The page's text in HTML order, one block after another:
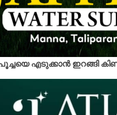
പൂച്ചയെ എടുക്കാന്‍ ഇറങ്ങി